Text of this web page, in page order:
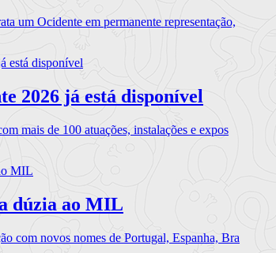
um Ocidente em permanente representação,
2026 já está disponível
mais de 100 atuações, instalações e expos
dúzia ao MIL
com novos nomes de Portugal, Espanha, Bra